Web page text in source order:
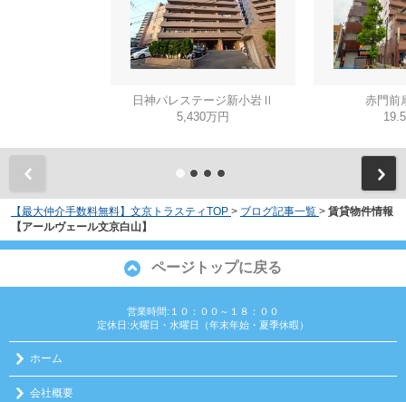
日神パレステージ新小岩Ⅱ
5,430万円
赤門前
【最大仲介手数料無料】文京トラスティTOP > ブログ記事一覧 > 賃貸物件情報
【アールヴェール文京白山】
ページトップに戻る
営業時間:１０：００～１８：００
定休日:火曜日・水曜日（年末年始・夏季休暇）
ホーム
会社概要